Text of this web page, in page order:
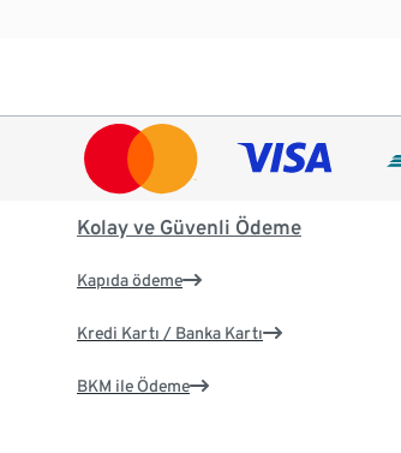
Kolay ve Güvenli Ödeme
Kapıda ödeme
Kredi Kartı / Banka Kartı
BKM ile Ödeme